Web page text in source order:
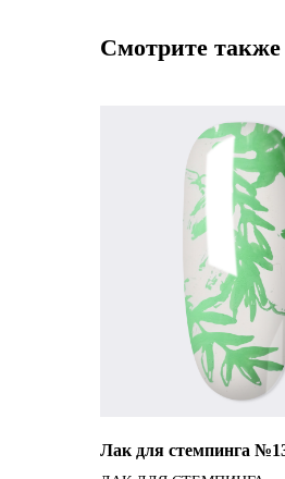
Смотрите также
Лак для стемпинга